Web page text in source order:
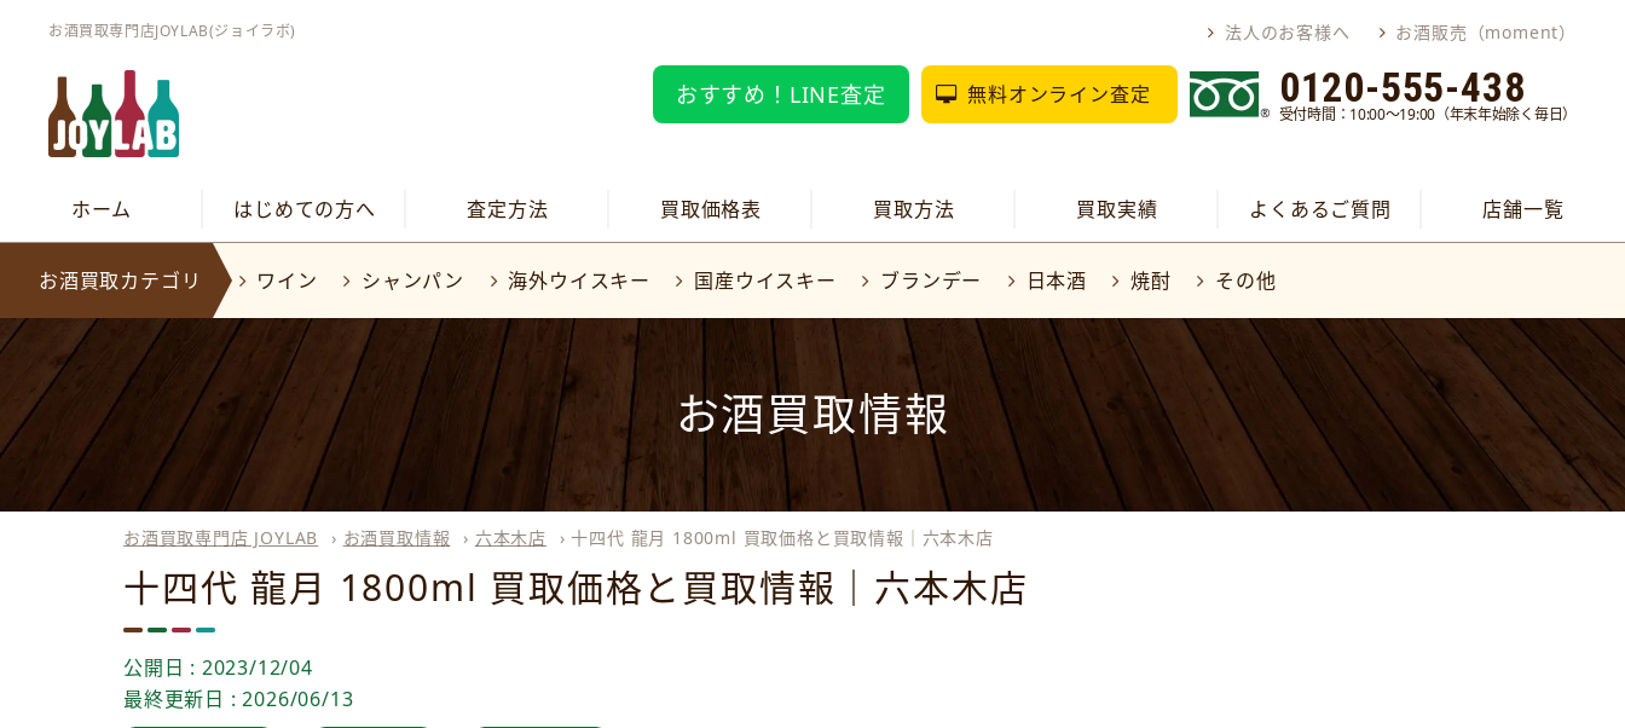
お酒買取専門店JOYLAB(ジョイラボ) 法人のお客様へ お酒販売（moment）
おすすめ！LINE査定 無料オンライン査定 0120-555-438
受付時間：10:00～19:00（年末年始除く毎日）
ホーム はじめての方へ 査定方法 買取価格表 買取方法 買取実績 よくあるご質問 店舗一覧
お酒買取カテゴリ ワイン シャンパン 海外ウイスキー 国産ウイスキー ブランデー 日本酒 焼酎 その他
お酒買取情報
お酒買取専門店 JOYLAB › お酒買取情報 › 六本木店 ›十四代 龍月 1800ml 買取価格と買取情報｜六本木店
十四代 龍月 1800ml 買取価格と買取情報｜六本木店
公開日 : 2023/12/04
最終更新日 : 2026/06/13